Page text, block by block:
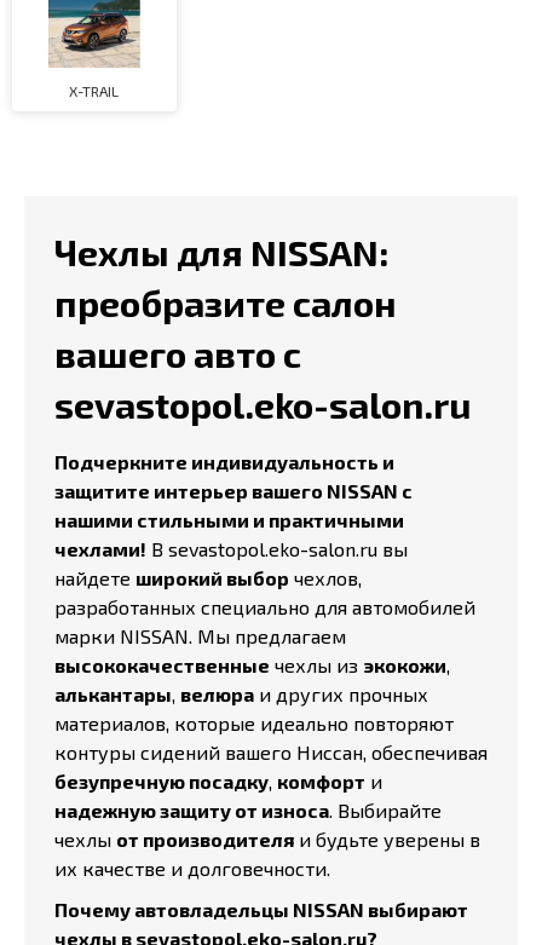
X-TRAIL
Чехлы для NISSAN:
преобразите салон
вашего авто с
sevastopol.eko-salon.ru
Подчеркните индивидуальность и
защитите интерьер вашего NISSAN с
нашими стильными и практичными
чехлами! В sevastopol.eko-salon.ru вы
найдете широкий выбор чехлов,
разработанных специально для автомобилей
марки NISSAN. Мы предлагаем
высококачественные чехлы из экокожи,
алькантары, велюра и других прочных
материалов, которые идеально повторяют
контуры сидений вашего Ниссан, обеспечивая
безупречную посадку, комфорт и
надежную защиту от износа. Выбирайте
чехлы от производителя и будьте уверены в
их качестве и долговечности.
Почему автовладельцы NISSAN выбирают
чехлы в sevastopol.eko-salon.ru?